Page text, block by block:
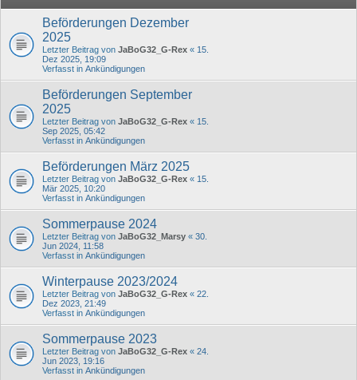
Beförderungen Dezember
2025
Letzter Beitrag von JaBoG32_G-Rex « 15.
Dez 2025, 19:09
Verfasst in Ankündigungen
Beförderungen September
2025
Letzter Beitrag von JaBoG32_G-Rex « 15.
Sep 2025, 05:42
Verfasst in Ankündigungen
Beförderungen März 2025
Letzter Beitrag von JaBoG32_G-Rex « 15.
Mär 2025, 10:20
Verfasst in Ankündigungen
Sommerpause 2024
Letzter Beitrag von JaBoG32_Marsy « 30.
Jun 2024, 11:58
Verfasst in Ankündigungen
Winterpause 2023/2024
Letzter Beitrag von JaBoG32_G-Rex « 22.
Dez 2023, 21:49
Verfasst in Ankündigungen
Sommerpause 2023
Letzter Beitrag von JaBoG32_G-Rex « 24.
Jun 2023, 19:16
Verfasst in Ankündigungen